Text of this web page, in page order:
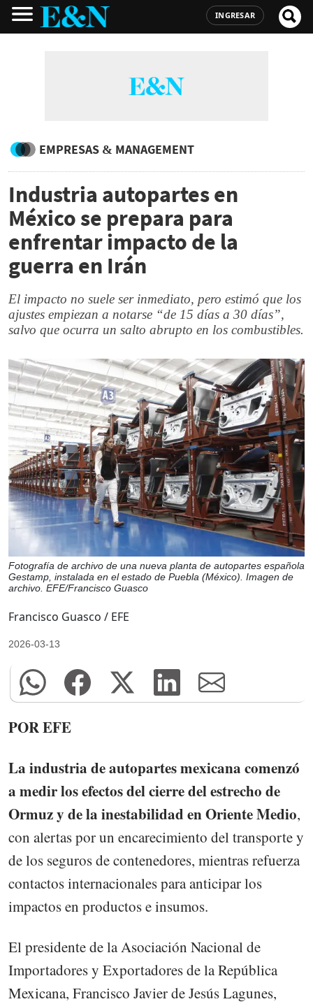
INGRESAR
EMPRESAS & MANAGEMENT
Industria autopartes en
México se prepara para
enfrentar impacto de la
guerra en Irán
El impacto no suele ser inmediato, pero estimó que los
ajustes empiezan a notarse “de 15 días a 30 días”,
salvo que ocurra un salto abrupto en los combustibles.
Fotografía de archivo de una nueva planta de autopartes española
Gestamp, instalada en el estado de Puebla (México). Imagen de
archivo. EFE/Francisco Guasco
Francisco Guasco / EFE
2026-03-13
POR EFE
La industria de autopartes mexicana comenzó
a medir los efectos del cierre del estrecho de
Ormuz y de la inestabilidad en Oriente Medio,
con alertas por un encarecimiento del transporte y
de los seguros de contenedores, mientras refuerza
contactos internacionales para anticipar los
impactos en productos e insumos.
El presidente de la Asociación Nacional de
Importadores y Exportadores de la República
Mexicana, Francisco Javier de Jesús Lagunes,